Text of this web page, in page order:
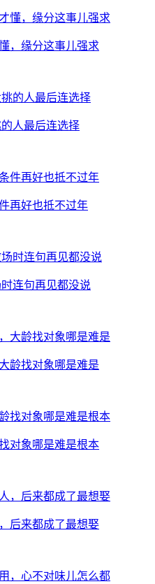
，缘分这事儿强求
人最后连选择
再好也抵不过年
连句再见都没说
龄找对象哪是难是
对象哪是难是根本
后来都成了最想娶